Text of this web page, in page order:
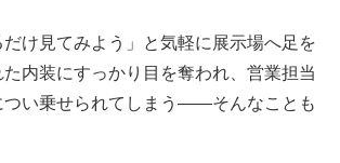
だけ見てみよう」と気軽に展示場へ足を
内装にすっかり目を奪われ、営業担当
つい乗せられてしまう——そんなことも